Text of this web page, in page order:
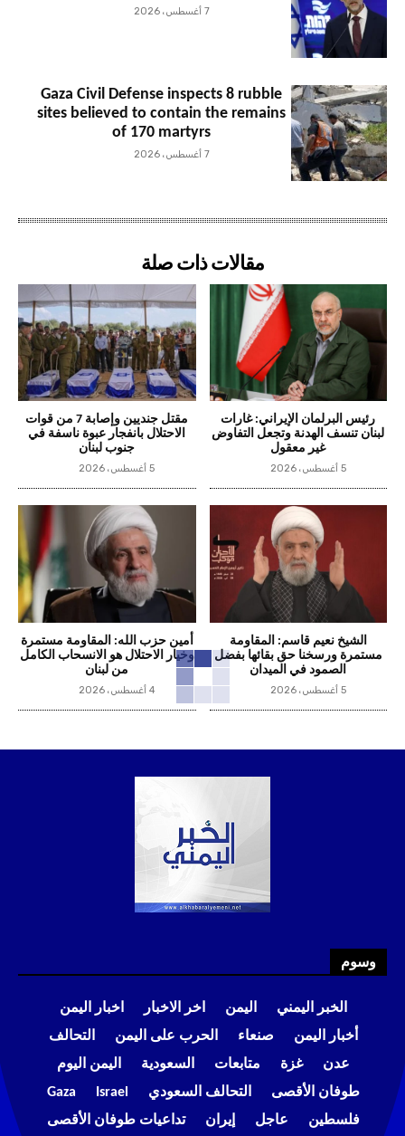
7 أغسطس، 2026
Gaza Civil Defense inspects 8 rubble
sites believed to contain the remains
of 170 martyrs
7 أغسطس، 2026
مقالات ذات صلة
رئيس البرلمان الإيراني: غارات
لبنان تنسف الهدنة وتجعل التفاوض
غير معقول
5 أغسطس، 2026
مقتل جنديين وإصابة 7 من قوات
الاحتلال بانفجار عبوة ناسفة في
جنوب لبنان
5 أغسطس، 2026
الشيخ نعيم قاسم: المقاومة
مستمرة ورسخنا حق بقائها بفضل
الصمود في الميدان
5 أغسطس، 2026
أمين حزب الله: المقاومة مستمرة
وخيار الاحتلال هو الانسحاب الكامل
من لبنان
4 أغسطس، 2026
وسوم
الخبر اليمني اليمن اخر الاخبار
اخبار اليمن
أخبار اليمن
صنعاء الحرب على اليمن
التحالف
عدن
غزة متابعات السعودية
اليمن اليوم
طوفان الأقصى
التحالف السعودي Israel
Gaza
فلسطين
عاجل إيران تداعيات طوفان الأقصى